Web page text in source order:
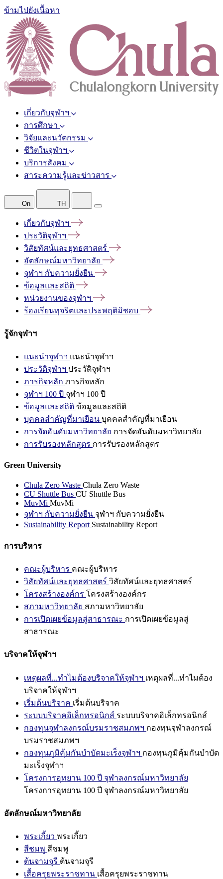
ข้ามไปยังเนื้อหา
เกี่ยวกับจุฬาฯ
การศึกษา
วิจัยและนวัตกรรม
ชีวิตในจุฬาฯ
บริการสังคม
สาระความรู้และข่าวสาร
On TH
เกี่ยวกับจุฬาฯ
ประวัติจุฬาฯ
วิสัยทัศน์และยุทธศาสตร์
อัตลักษณ์มหาวิทยาลัย
จุฬาฯ กับความยั่งยืน
ข้อมูลและสถิติ
หน่วยงานของจุฬาฯ
ร้องเรียนทุจริตและประพฤติมิชอบ
รู้จักจุฬาฯ
แนะนำจุฬาฯ แนะนำจุฬาฯ
ประวัติจุฬาฯ ประวัติจุฬาฯ
ภารกิจหลัก ภารกิจหลัก
จุฬาฯ 100 ปี จุฬาฯ 100 ปี
ข้อมูลและสถิติ ข้อมูลและสถิติ
บุคคลสำคัญที่มาเยือน บุคคลสำคัญที่มาเยือน
การจัดอันดับมหาวิทยาลัย การจัดอันดับมหาวิทยาลัย
การรับรองหลักสูตร การรับรองหลักสูตร
Green University
Chula Zero Waste Chula Zero Waste
CU Shuttle Bus CU Shuttle Bus
MuvMi MuvMi
จุฬาฯ กับความยั่งยืน จุฬาฯ กับความยั่งยืน
Sustainability Report Sustainability Report
การบริหาร
คณะผู้บริหาร คณะผู้บริหาร
วิสัยทัศน์และยุทธศาสตร์ วิสัยทัศน์และยุทธศาสตร์
โครงสร้างองค์กร โครงสร้างองค์กร
สภามหาวิทยาลัย สภามหาวิทยาลัย
การเปิดเผยข้อมูลสู่สาธารณะ การเปิดเผยข้อมูลสู่
สาธารณะ
บริจาคให้จุฬาฯ
เหตุผลที่...ทำไมต้องบริจาคให้จุฬาฯ เหตุผลที่...ทำไมต้อง
บริจาคให้จุฬาฯ
เริ่มต้นบริจาค เริ่มต้นบริจาค
ระบบบริจาคอิเล็กทรอนิกส์ ระบบบริจาคอิเล็กทรอนิกส์
กองทุนจุฬาลงกรณ์บรมราชสมภพฯ กองทุนจุฬาลงกรณ์
บรมราชสมภพฯ
กองทุนภูมิคุ้มกันบำบัดมะเร็งจุฬาฯ กองทุนภูมิคุ้มกันบำบัด
มะเร็งจุฬาฯ
โครงการอุทยาน 100 ปี จุฬาลงกรณ์มหาวิทยาลัย
โครงการอุทยาน 100 ปี จุฬาลงกรณ์มหาวิทยาลัย
อัตลักษณ์มหาวิทยาลัย
พระเกี้ยว พระเกี้ยว
สีชมพู สีชมพู
ต้นจามจุรี ต้นจามจุรี
เสื้อครุยพระราชทาน เสื้อครุยพระราชทาน